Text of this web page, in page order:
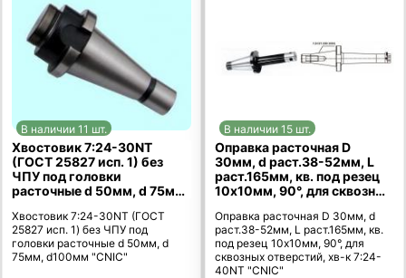
В наличии 11 шт.
Хвостовик 7:24-30NT
(ГОСТ 25827 исп. 1) без
ЧПУ под головки
расточные d 50мм, d 75мм,
Хвостовик 7:24-30NT (ГОСТ
25827 исп. 1) без ЧПУ под
головки расточные d 50мм, d
75мм, d100мм "CNIC"
В наличии 15 шт.
Оправка расточная D
30мм, d раст.38-52мм, L
раст.165мм, кв. под резец
10х10мм, 90°, для сквозных
"CNIC"
Оправка расточная D 30мм, d
раст.38-52мм, L раст.165мм, кв.
под резец 10х10мм, 90°, для
сквозных отверстий, хв-к 7:24-
40NT "CNIC"